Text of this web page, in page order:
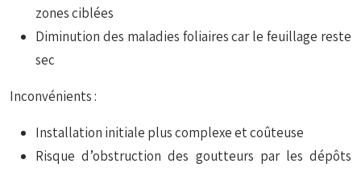
zones ciblées
Diminution des maladies foliaires car le feuillage reste
sec
Inconvénients :
Installation initiale plus complexe et coûteuse
Risque d’obstruction des goutteurs par les dépôts